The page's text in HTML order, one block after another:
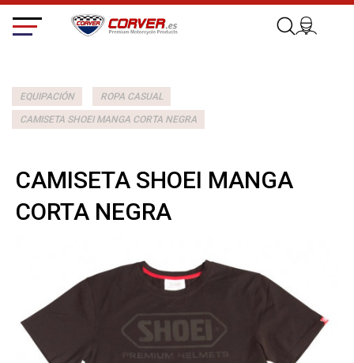
EQUIPACIÓN ROPA CASUAL
CAMISETA SHOEI MANGA CORTA NEGRA
CAMISETA SHOEI MANGA
CORTA NEGRA